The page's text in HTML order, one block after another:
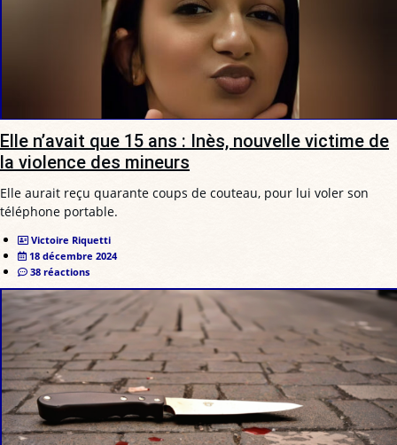
Elle n’avait que 15 ans : Inès, nouvelle victime de
la violence des mineurs
Elle aurait reçu quarante coups de couteau, pour lui voler son
téléphone portable.
Victoire Riquetti
18 décembre 2024
38 réactions